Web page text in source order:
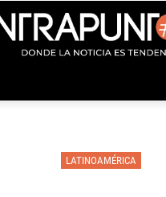
LATINOAMÉRICA